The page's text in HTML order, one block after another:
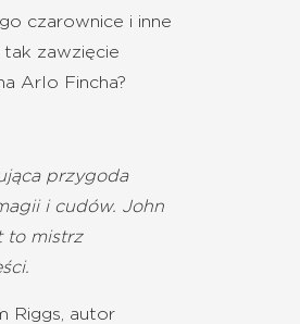
czarownice i inne
zawzięcie
Arlo Fincha?
przygoda
i cudów. John
to mistrz
Riggs, autor